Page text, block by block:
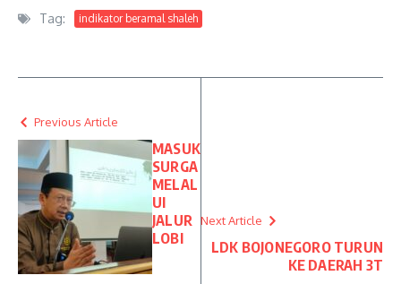
Tag: indikator beramal shaleh
Previous Article
MASUK
SURGA
MELAL
UI
JALUR
LOBI
Next Article
LDK BOJONEGORO TURUN
KE DAERAH 3T